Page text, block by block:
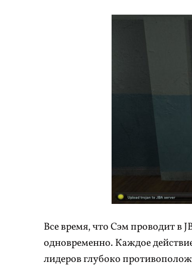
Все время, что Сэм проводит в
одновременно. Каждое
лидеров глубоко